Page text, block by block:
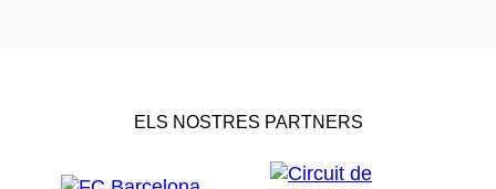
ELS NOSTRES PARTNERS